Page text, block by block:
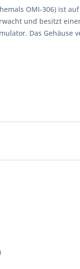
OMI-306) ist
und besitzt
Das